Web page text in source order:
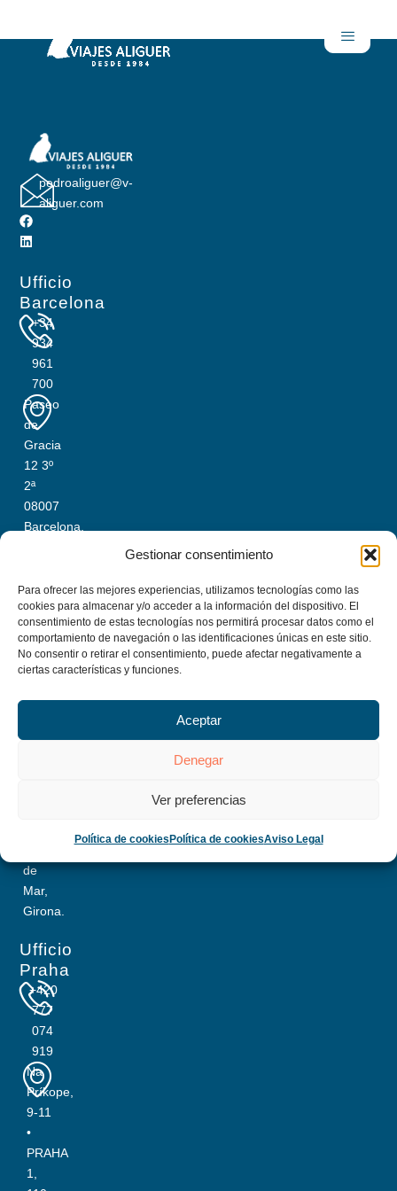
Gestionar consentimiento
Para ofrecer las mejores experiencias, utilizamos tecnologías como las
cookies para almacenar y/o acceder a la información del dispositivo. El
consentimiento de estas tecnologías nos permitirá procesar datos como el
comportamiento de navegación o las identificaciones únicas en este sitio.
No consentir o retirar el consentimiento, puede afectar negativamente a
ciertas características y funciones.
Aceptar
Denegar
Ver preferencias
Política de cookies Política de cookiesAviso Legal
pedroaliguer@v-
aliguer.com
Ufficio
Barcelona
+34
934
961
700
Paseo
de
Gracia
12 3º
2ª
08007
Barcelona,
Ufficio
Costa
Brava
+34
972
de
Mar,
Girona.
Ufficio
Praha
+420
777
074
919
Na
Príkope,
9-11
•
PRAHA
1,